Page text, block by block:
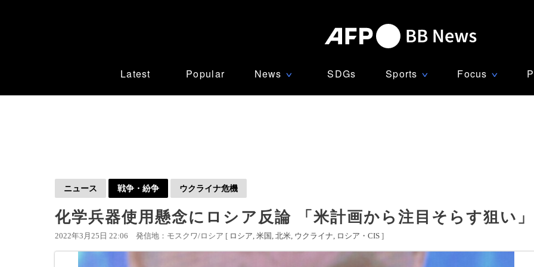
Latest Popular News ∨ SDGs Sports ∨ Focus ∨
ニュース 戦争・紛争 ウクライナ危機
化学兵器使用懸念にロシア反論 「米計画から注目そらす狙い」
2022年3月25日 22:06 発信地：モスクワ/ロシア [ ロシア 米国 北米 ウクライナ ロシア・CIS ]